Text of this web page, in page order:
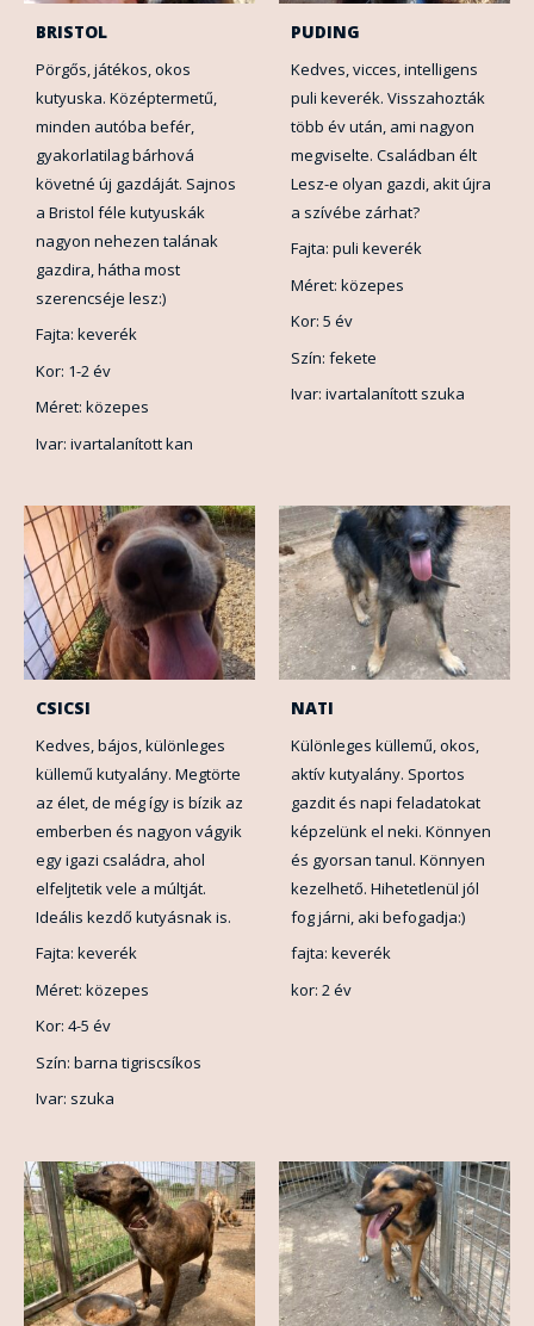
BRISTOL
Pörgős, játékos, okos
kutyuska. Középtermetű,
minden autóba befér,
gyakorlatilag bárhová
követné új gazdáját. Sajnos
a Bristol féle kutyuskák
nagyon nehezen talának
gazdira, hátha most
szerencséje lesz:)
Fajta: keverék
Kor: 1-2 év
Méret: közepes
Ivar: ivartalanított kan
PUDING
Kedves, vicces, intelligens
puli keverék. Visszahozták
több év után, ami nagyon
megviselte. Családban élt
Lesz-e olyan gazdi, akit újra
a szívébe zárhat?
Fajta: puli keverék
Méret: közepes
Kor: 5 év
Szín: fekete
Ivar: ivartalanított szuka
CSICSI
Kedves, bájos, különleges
küllemű kutyalány. Megtörte
az élet, de még így is bízik az
emberben és nagyon vágyik
egy igazi családra, ahol
elfeljtetik vele a múltját.
Ideális kezdő kutyásnak is.
Fajta: keverék
Méret: közepes
Kor: 4-5 év
Szín: barna tigriscsíkos
Ivar: szuka
NATI
Különleges küllemű, okos,
aktív kutyalány. Sportos
gazdit és napi feladatokat
képzelünk el neki. Könnyen
és gyorsan tanul. Könnyen
kezelhető. Hihetetlenül jól
fog járni, aki befogadja:)
fajta: keverék
kor: 2 év